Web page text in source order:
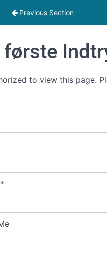
Previous Section
første
to view this page.
*